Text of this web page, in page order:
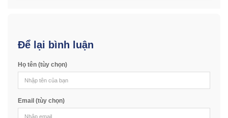
Để lại bình luận
Họ tên (tùy chọn)
Email (tùy chọn)